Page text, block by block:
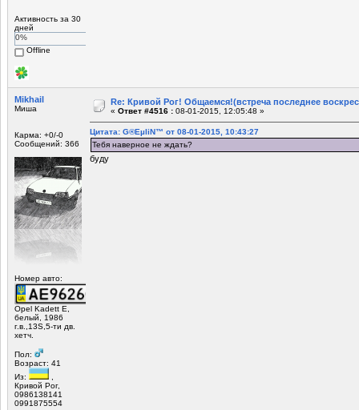
Активность за 30
дней
0%
Offline
Mikhail
Миша
Карма: +0/-0
Сообщений: 366
Номер авто:
Opel Kadett E,
белый, 1986
г.в.,13S,5-ти дв.
хетч.
Пол:
Возраст: 41
Из:
,
Кривой Рог,
0986138141
0991875554
Re: Кривой Рог! Общаемся!(встреча последнее
« Ответ #4516 : 08-01-2015, 12:05:48 »
Цитата: G®EµliN™ от 08-01-2015, 10:43:27
Тебя наверное не ждать?
буду